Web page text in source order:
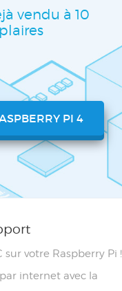
vendu à 10
PI 4
votre Raspberry Pi !
par internet avec la